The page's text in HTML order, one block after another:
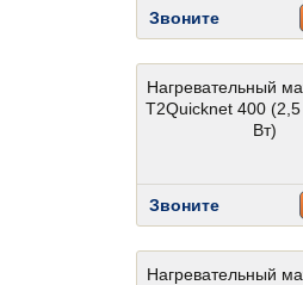
Звоните
Нагревательный
T2Quicknet 400
Вт)
Звоните
Нагревательный